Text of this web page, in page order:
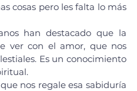
cosas pero les falta lo más
han destacado que la
ver con el amor, que nos
Es un conocimiento
nos regale esa sabiduría